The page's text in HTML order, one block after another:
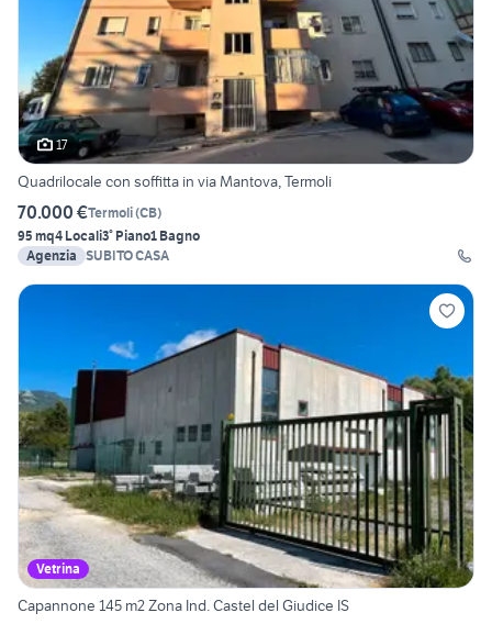
17
Quadrilocale con soffitta in via Mantova, Termoli
70.000 €Termoli(CB)
95 mq4 Locali3° Piano1 Bagno
Agenzia SUBITO CASA
Vetrina
Capannone 145 m2 Zona Ind. Castel del Giudice IS